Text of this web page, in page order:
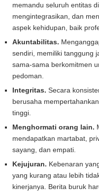
memandu seluruh entitas
mengintegrasikan, dan
aspek kehidupan, baik
Akuntabilitas.
sendiri, memiliki tanggung
sama-sama berkomitmen
pedoman.
Integritas. Secara
berusaha
tinggi.
Menghormati orang lain.
mendapatkan martabat,
sayang, dan empati.
Kejujuran. Kebenaran
yang kurang atau lebih
kinerjanya. Berita buruk